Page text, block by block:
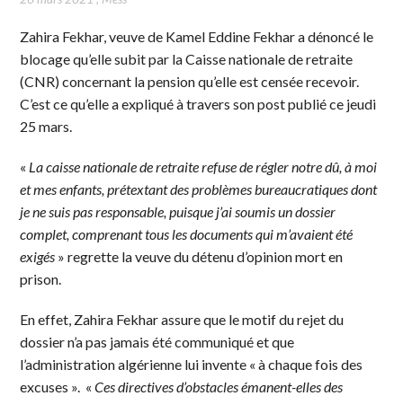
Zahira Fekhar, veuve de Kamel Eddine Fekhar a dénoncé le
blocage qu’elle subit par la Caisse nationale de retraite
(CNR) concernant la pension qu’elle est censée recevoir.
C’est ce qu’elle a expliqué à travers son post publié ce jeudi
25 mars.
« La caisse nationale de retraite refuse de régler notre dû, à moi
et mes enfants, prétextant des problèmes bureaucratiques dont
je ne suis pas responsable, puisque j’ai soumis un dossier
complet, comprenant tous les documents qui m’avaient été
exigés » regrette la veuve du détenu d’opinion mort en
prison.
En effet, Zahira Fekhar assure que le motif du rejet du
dossier n’a pas jamais été communiqué et que
l’administration algérienne lui invente « à chaque fois des
excuses ». «Ces directives d’obstacles émanent-elles des